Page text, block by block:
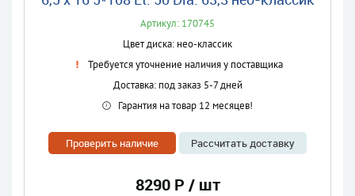
Артикул: 170745
Цвет диска: нео-классик
Требуется уточнение наличия у поставщика
Доставка: под заказ 5-7 дней
Гарантия на товар 12 месяцев!
Проверить наличие Рассчитать доставку
8290 Р / шт